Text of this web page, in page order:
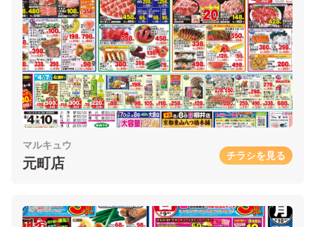
マルキュウ
元町店 チラシを見る